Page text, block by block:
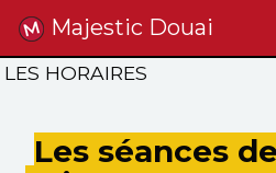
Majestic Douai
LES HORAIRES
Les séances